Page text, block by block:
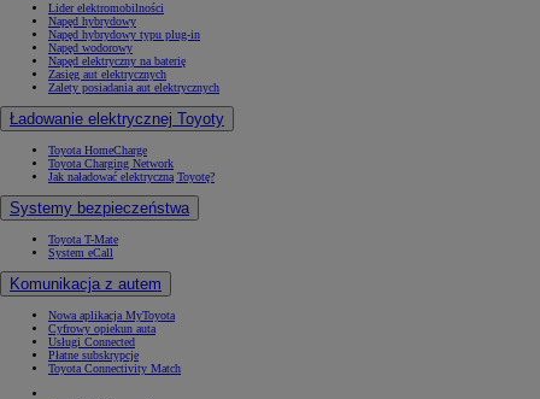
Lider elektromobilności
Napęd hybrydowy
Napęd hybrydowy typu plug-in
Napęd wodorowy
Napęd elektryczny na baterię
Zasięg aut elektrycznych
Zalety posiadania aut elektrycznych
Ładowanie elektrycznej Toyoty
Toyota HomeCharge
Toyota Charging Network
Jak naładować elektryczną Toyotę?
Systemy bezpieczeństwa
Toyota T-Mate
System eCall
Komunikacja z autem
Nowa aplikacja MyToyota
Cyfrowy opiekun auta
Usługi Connected
Płatne subskrypcje
Toyota Connectivity Match